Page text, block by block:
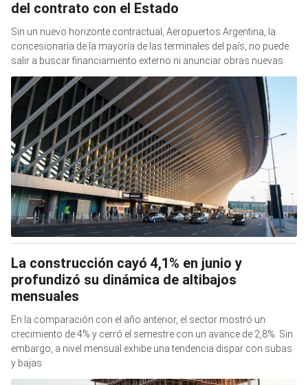
del contrato con el Estado
Sin un nuevo horizonte contractual, Aeropuertos Argentina, la
concesionaria de la mayoría de las terminales del país, no puede
salir a buscar financiamiento externo ni anunciar obras nuevas
La construcción cayó 4,1% en junio y
profundizó su dinámica de altibajos
mensuales
En la comparación con el año anterior, el sector mostró un
crecimiento de 4% y cerró el semestre con un avance de 2,8%. Sin
embargo, a nivel mensual exhibe una tendencia dispar con subas
y bajas